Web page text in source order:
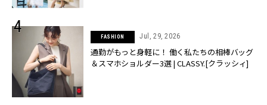
FASHION Jul, 29, 2026
通勤がもっと身軽に！ 働く私たちの相棒バッグ
＆スマホショルダー3選 | CLASSY.[クラッシィ]